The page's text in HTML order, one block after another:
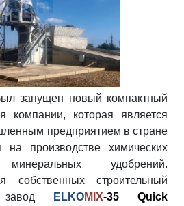
запущен новый компактный
компании, которая является
предприятием в стране
на производстве химических
удобрений.
собственных строительный
завод
ELKOMIX-35 Quick